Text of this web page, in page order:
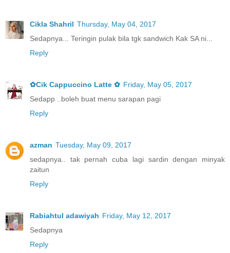
Cikla Shahril Thursday, May 04, 2017
Sedapnya... Teringin pulak bila tgk sandwich Kak SA ni...
Reply
✿Cik Cappuccino Latte ✿ Friday, May 05, 2017
Sedapp ..boleh buat menu sarapan pagi
Reply
azman Tuesday, May 09, 2017
sedapnya.. tak pernah cuba lagi sardin dengan minyak
zaitun
Reply
Rabiahtul adawiyah Friday, May 12, 2017
Sedapnya
Reply